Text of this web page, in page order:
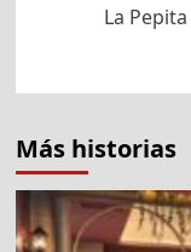
La
Más historias